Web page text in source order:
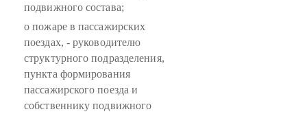
подвижного состава;
о пожаре в пассажирских
поездах, - руководителю
структурного подразделения,
пункта формирования
пассажирского поезда и
собственнику подвижного